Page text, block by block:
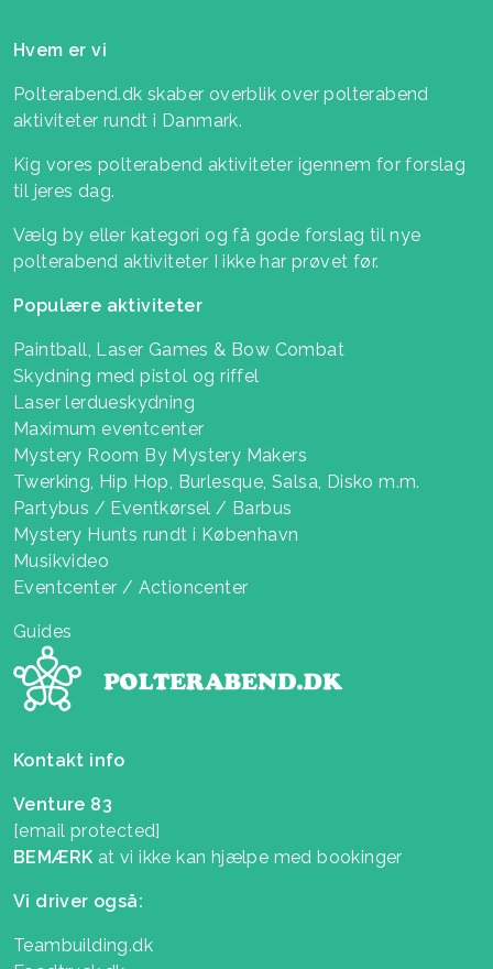
Hvem er vi
Polterabend.dk skaber overblik over polterabend
aktiviteter rundt i Danmark.
Kig vores polterabend aktiviteter igennem for forslag
til jeres dag.
Vælg by eller kategori og få gode forslag til nye
polterabend aktiviteter I ikke har prøvet før.
Populære aktiviteter
Paintball, Laser Games & Bow Combat
Skydning med pistol og riffel
Laser lerdueskydning
Maximum eventcenter
Mystery Room By Mystery Makers
Twerking, Hip Hop, Burlesque, Salsa, Disko m.m.
Partybus / Eventkørsel / Barbus
Mystery Hunts rundt i København
Musikvideo
Eventcenter / Actioncenter
Guides
Kontakt info
Venture 83
[email protected]
BEMÆRK at vi ikke kan hjælpe med bookinger
Vi driver også:
Teambuilding.dk